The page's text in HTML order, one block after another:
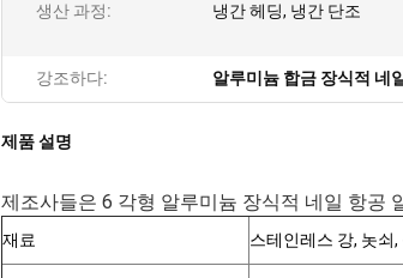
생산 과정: 냉간 헤딩, 냉간 단조
강조하다: 알루미늄 합금 장식적 네
제품 설명
제조사들은 6 각형 알루미늄 장식적 네일 항공
재료 스테인레스 강, 놋쇠